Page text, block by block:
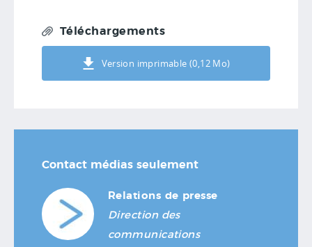
Téléchargements
Version imprimable (0,12 Mo)
Contact médias seulement
Relations de presse
Direction des
communications